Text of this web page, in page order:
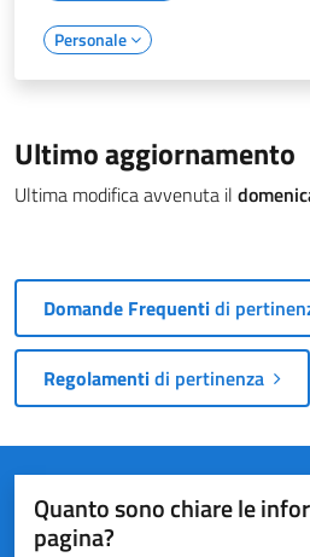
Personale
Ultimo aggiornamento
Ultima modifica avvenuta il
Domande Frequentidi
Regolamentidi pertinenza
Quanto sono chiare le
pagina?